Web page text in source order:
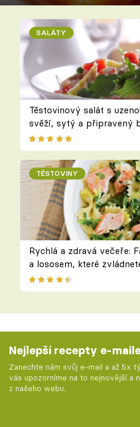
SALÁTY
Těstovinový salát s
svěží, sytý a připravený
TĚSTOVINY
Rychlá a zdravá večeře:
a lososem, které
Nejlepší recepty e-
Zanechte nám svůj e-mail a až 5x
vás upozorníme na to nejnovější a
z našeho webu.